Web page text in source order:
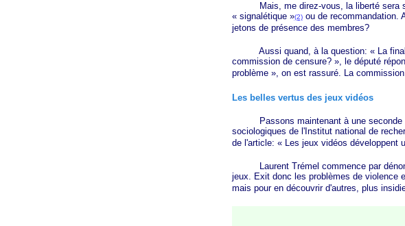
Mais, me direz-vous, la liberté sera
« signalétique »(2)ou de recommandation.
jetons de présence des membres?
Aussi quand, à la question: « La
commission de censure? », le député
problème », on est rassuré. La
Les belles vertus des jeux vidéos
Passons maintenant à une seconde
sociologiques de l'Institut national de
de l'article: « Les jeux vidéos développent
Laurent Trémel commence par
jeux. Exit donc les problèmes de violence
mais pour en découvrir d'autres, plus